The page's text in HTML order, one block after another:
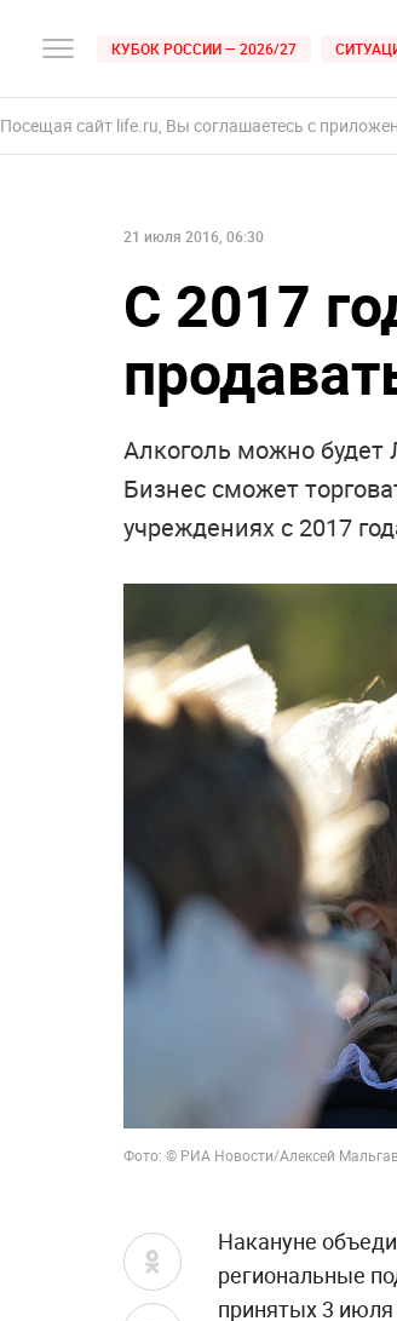
КУБОК РОССИИ — 2026/27
Посещая сайт life.ru, Вы соглашаетесь с
21 июля 2016, 06:30
С 2017
Алкоголь можно будет
Бизнес сможет
учреждениях с 2017
Фото: © РИА Новости/Алексей
Накануне
региональные
принятых 3 июля